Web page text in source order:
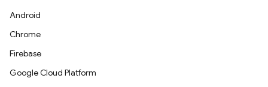
Android
Chrome
Firebase
Google Cloud Platform